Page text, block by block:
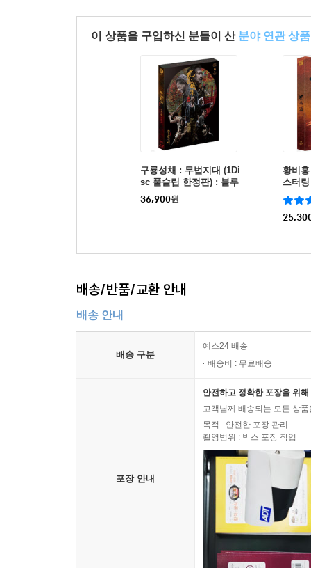
이 상품을 구입하신 분들이 산 분야 연관 상품
구룡성채 : 무법지대 (1Di
sc 풀슬립 한정판) : 블루
레이
36,900원
황비
스터
스터
블루
배송/반품/교환 안내
배송 안내
배송 구분
예스24 배송
배송비 : 무료배송
포장 안내
안전하고 정확한 포장을 위
고객님께 배송되는 모든 상
목적 : 안전한 포장 관리
촬영범위 : 박스 포장 작업